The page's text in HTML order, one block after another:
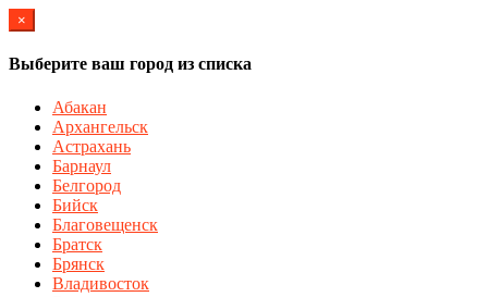
×
Выберите ваш город из списка
Абакан
Архангельск
Астрахань
Барнаул
Белгород
Бийск
Благовещенск
Братск
Брянск
Владивосток